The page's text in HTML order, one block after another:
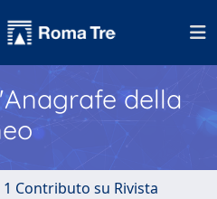
della
1 Contributo su Rivista